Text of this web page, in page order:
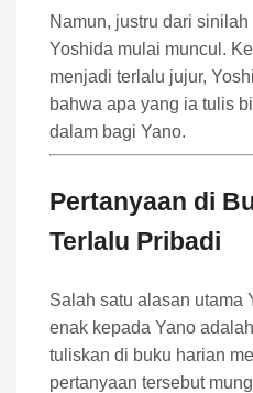
Namun, justru dari sinilah
Yoshida mulai muncul.
menjadi terlalu jujur,
bahwa apa yang ia tulis
dalam bagi Yano.
Pertanyaan di
Terlalu Pribadi
Salah satu alasan utama
enak kepada Yano
tuliskan di buku harian
pertanyaan tersebut